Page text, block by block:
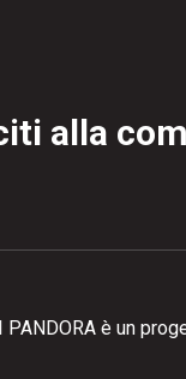
alla
PANDORA è un